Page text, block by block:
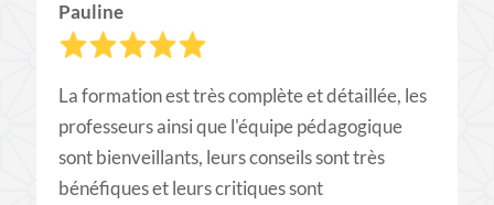
Pauline
La formation est très complète et détaillée, les
professeurs ainsi que l'équipe pédagogique
sont bienveillants, leurs conseils sont très
bénéfiques et leurs critiques sont